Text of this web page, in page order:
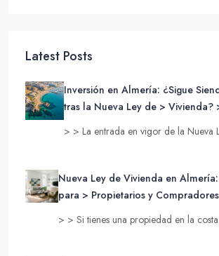
Latest Posts
Inversión en Almería: ¿Sigue
tras la Nueva Ley de > Vivienda?
> > La entrada en vigor de la Nueva
Nueva Ley de Vivienda en
para > Propietarios y
> > Si tienes una propiedad en la